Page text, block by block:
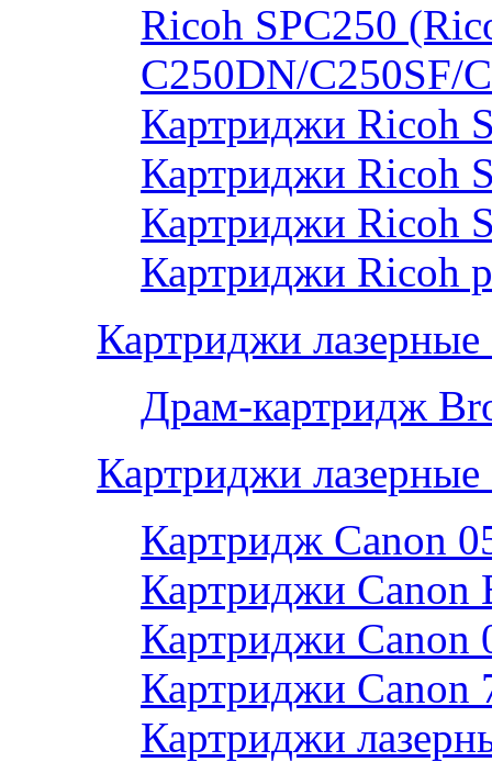
Ricoh SPC250
C250DN/C250SF/
Картриджи Ricoh
Картриджи Ricoh
Картриджи Ricoh
Картриджи Ricoh
Картриджи
Драм-картридж
Картриджи лазерные
Картридж Canon
Картриджи Canon
Картриджи Canon
Картриджи Canon
Картриджи